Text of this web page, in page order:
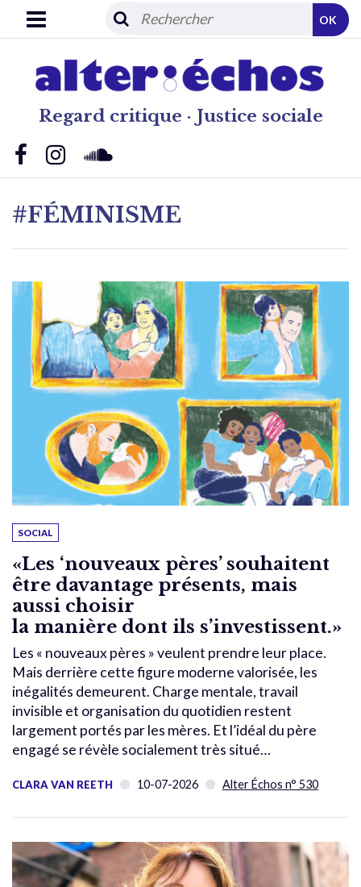
Regard critique · Justice sociale
OK
#FÉMINISME
SOCIAL
«Les ‘nouveaux pères’ souhaitent
être davantage présents, mais
aussi choisir
la manière dont ils s’investissent.»
Les « nouveaux pères » veulent prendre leur place.
Mais derrière cette figure moderne valorisée, les
inégalités demeurent. Charge mentale, travail
invisible et organisation du quotidien restent
largement portés par les mères. Et l’idéal du père
engagé se révèle socialement très situé…
CLARA VAN REETH 10-07-2026 Alter Échos n° 530